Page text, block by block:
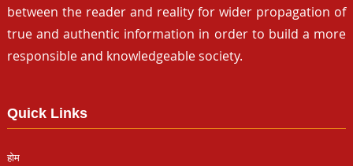
between the reader and reality for wider propagation of
true and authentic information in order to build a more
responsible and knowledgeable society.
Quick Links
होम